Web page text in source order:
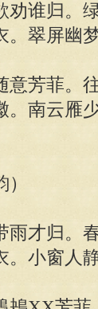
劝谁归。
。翠屏幽
意芳菲。
。南云雁
雨才归。
。小窗人